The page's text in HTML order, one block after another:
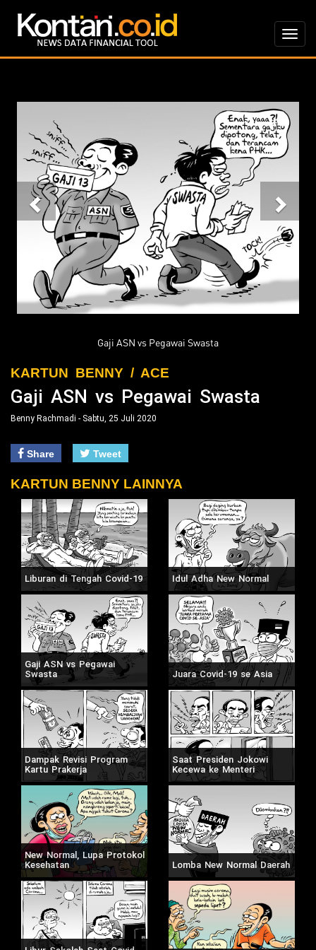
Gaji ASN vs Pegawai Swasta
Previous
KARTUN BENNY / ACE
Gaji ASN vs Pegawai Swasta
Benny Rachmadi - Sabtu, 25 Juli 2020
Share Tweet
KARTUN BENNY LAINNYA
Liburan di Tengah Covid-19 Idul Adha New Normal
Gaji ASN vs Pegawai
Swasta
Juara Covid-19 se Asia
Dampak Revisi Program
Kartu Prakerja
Saat Presiden Jokowi
Kecewa ke Menteri
New Normal, Lupa Protokol
Kesehatan
Lomba New Normal Daerah